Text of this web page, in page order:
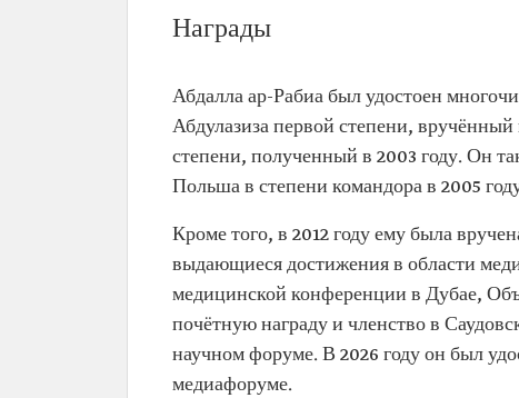
Награды
Абдалла ар-Рабиа был удостоен
Абдулазиза первой степени,
степени, полученный в 2003 году. Он
Польша в степени командора в 2005
Кроме того, в 2012 году ему была
выдающиеся достижения в области
медицинской конференции в Дубае,
почётную награду и членство в
научном форуме. В 2026 году он был
медиафоруме.